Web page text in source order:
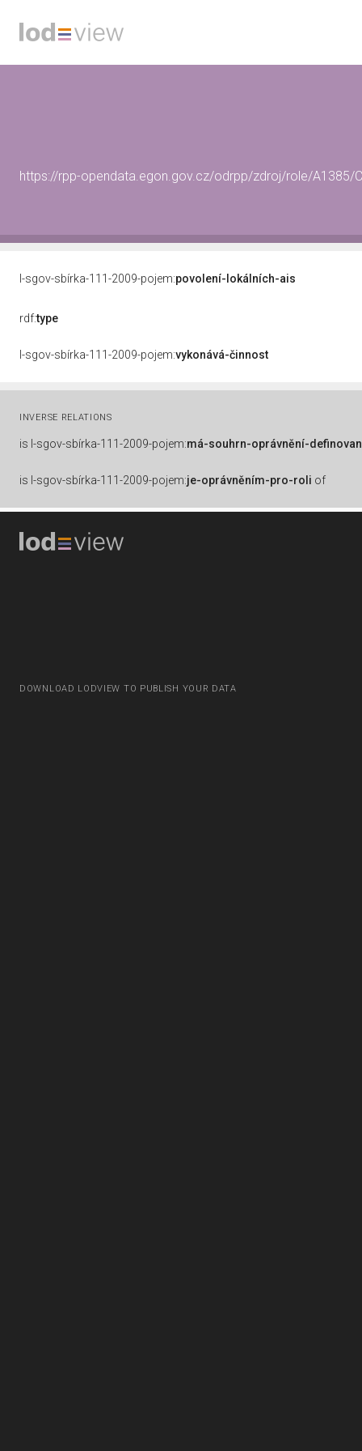
https://rpp-opendata.egon.gov.cz/odrpp/zdroj/role/A1385/
l-sgov-sbírka-111-2009-pojem:povolení-lokálních-ais
rdf:type
l-sgov-sbírka-111-2009-pojem:vykonává-činnost
INVERSE RELATIONS
is l-sgov-sbírka-111-2009-pojem:má-souhrn-oprávnění-
is l-sgov-sbírka-111-2009-pojem:je-oprávněním-pro-roli of
DOWNLOAD LODVIEW TO PUBLISH YOUR DATA